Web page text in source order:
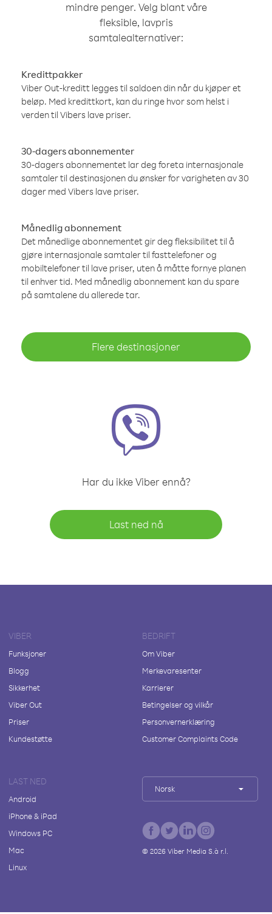
mindre penger. Velg blant våre
fleksible, lavpris
samtalealternativer:
Kredittpakker
Viber Out-kreditt legges til saldoen din når du kjøper et
beløp. Med kredittkort, kan du ringe hvor som helst i
verden til Vibers lave priser.
30-dagers abonnementer
30-dagers abonnementet lar deg foreta internasjonale
samtaler til destinasjonen du ønsker for varigheten av 30
dager med Vibers lave priser.
Månedlig abonnement
Det månedlige abonnementet gir deg fleksibilitet til å
gjøre internasjonale samtaler til fasttelefoner og
mobiltelefoner til lave priser, uten å måtte fornye planen
til enhver tid. Med månedlig abonnement kan du spare
på samtalene du allerede tar.
Flere destinasjoner
Har du ikke Viber ennå?
Last ned nå
VIBER
Funksjoner
Blogg
Sikkerhet
Viber Out
Priser
Kundestøtte
BEDRIFT
Om Viber
Merkevaresenter
Karrierer
Betingelser og vilkår
Personvernerklæring
Customer Complaints Code
LAST NED
Android
iPhone & iPad
Windows PC
Mac
Linux
Norsk
© 2026Viber Media S.à r.l.